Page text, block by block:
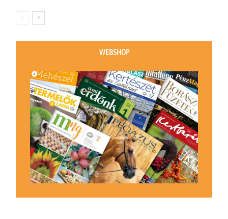
WEBSHOP